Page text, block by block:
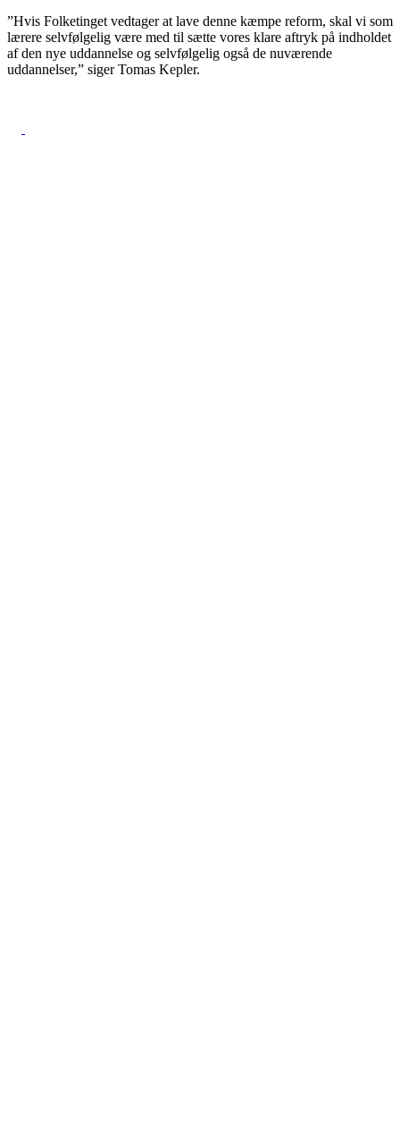
”Hvis Folketinget vedtager at lave denne kæmpe reform, skal vi som
lærere selvfølgelig være med til sætte vores klare aftryk på indholdet
af den nye uddannelse og selvfølgelig også de nuværende
uddannelser,” siger Tomas Kepler.